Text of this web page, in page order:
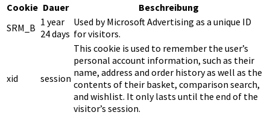
Cookie Dauer
Beschreibung
SRM_B 1 year
24 days
Used by Microsoft Advertising as a unique ID
for visitors.
xid session
This cookie is used to remember the user’s
personal account information, such as their
name, address and order history as well as the
contents of their basket, comparison search,
and wishlist. It only lasts until the end of the
visitor’s session.